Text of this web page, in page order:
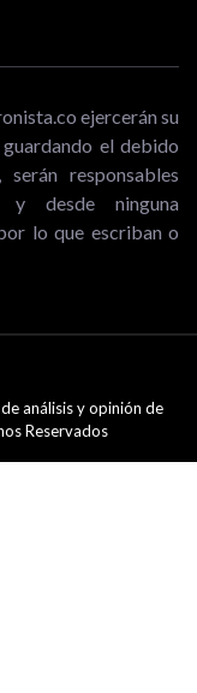
ejercerán su
el debido
responsables
y desde ninguna
lo que escriban o
análisis y opinión de
Reservados